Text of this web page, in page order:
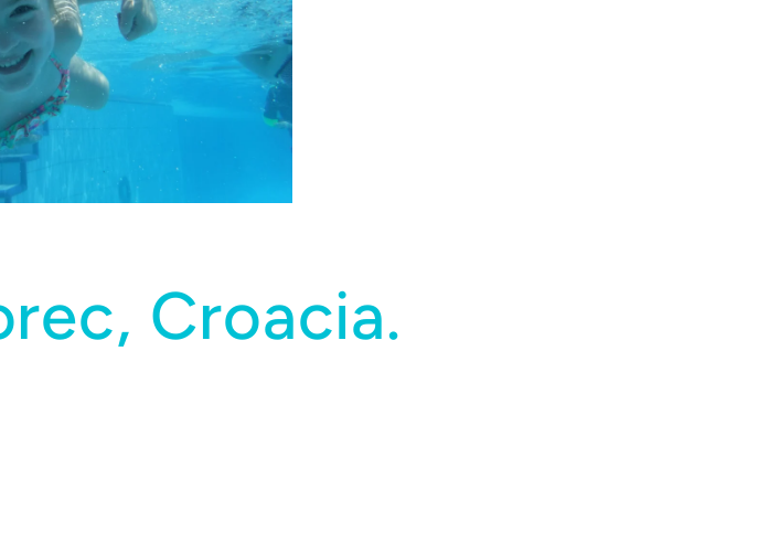
Croacia.